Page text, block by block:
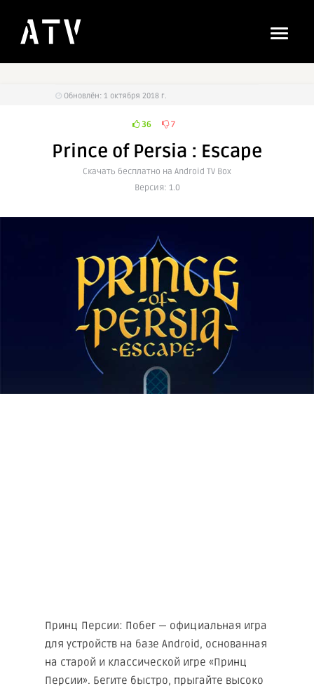
Обновлён: 1 октября 2018 г.
36 7
Prince of Persia : Escape
Cкачать бесплатно на Android TV Box
Версия: 1.0
Принц Персии: Побег — официальная игра
для устройств на базе Android, основанная
на старой и классической игре «Принц
Персии». Бегите быстро, прыгайте высоко